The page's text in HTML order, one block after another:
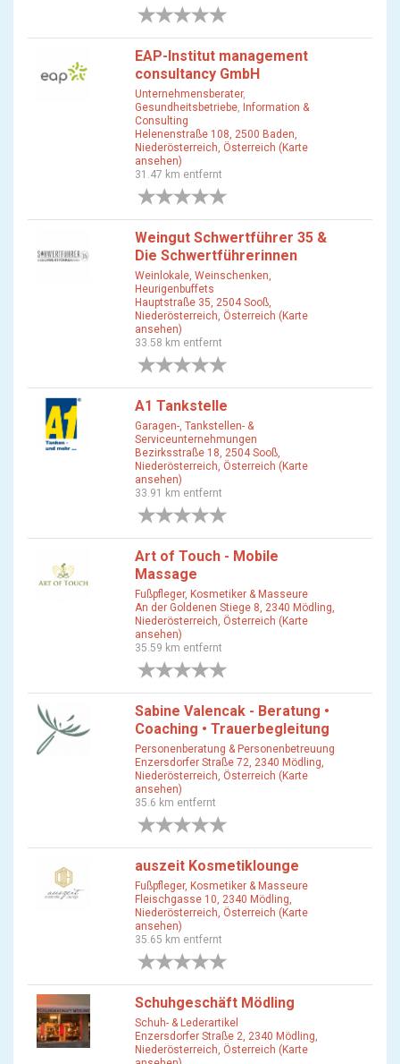
EAP-Institut management
consultancy GmbH
Unternehmensberater,
Gesundheitsbetriebe, Information &
Consulting
Helenenstraße 108, 2500 Baden,
Niederösterreich, Österreich (Karte
ansehen)
31.47 km entfernt
Weingut Schwertführer 35 &
Die Schwertführerinnen
Weinlokale, Weinschenken,
Heurigenbuffets
Hauptstraße 35, 2504 Sooß,
Niederösterreich, Österreich (Karte
ansehen)
33.58 km entfernt
A1 Tankstelle
Garagen-, Tankstellen- &
Serviceunternehmungen
Bezirksstraße 18, 2504 Sooß,
Niederösterreich, Österreich (Karte
ansehen)
33.91 km entfernt
Art of Touch - Mobile
Massage
Fußpfleger, Kosmetiker & Masseure
An der Goldenen Stiege 8, 2340 Mödling,
Niederösterreich, Österreich (Karte
ansehen)
35.59 km entfernt
Sabine Valencak - Beratung •
Coaching • Trauerbegleitung
Personenberatung & Personenbetreuung
Enzersdorfer Straße 72, 2340 Mödling,
Niederösterreich, Österreich (Karte
ansehen)
35.6 km entfernt
auszeit Kosmetiklounge
Fußpfleger, Kosmetiker & Masseure
Fleischgasse 10, 2340 Mödling,
Niederösterreich, Österreich (Karte
ansehen)
35.65 km entfernt
Schuhgeschäft Mödling
Schuh- & Lederartikel
Enzersdorfer Straße 2, 2340 Mödling,
Niederösterreich, Österreich (Karte